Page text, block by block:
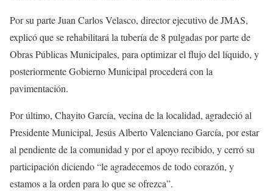
Por su parte Juan Carlos Velasco, director ejecutivo de JMAS,
explicó que se rehabilitará la tubería de 8 pulgadas por parte de
Obras Públicas Municipales, para optimizar el flujo del líquido, y
posteriormente Gobierno Municipal procederá con la
pavimentación.
Por último, Chayito García, vecina de la localidad, agradeció al
Presidente Municipal, Jesús Alberto Valenciano García, por estar
al pendiente de la comunidad y por el apoyo recibido, y cerró su
participación diciendo “le agradecemos de todo corazón, y
estamos a la orden para lo que se ofrezca”.